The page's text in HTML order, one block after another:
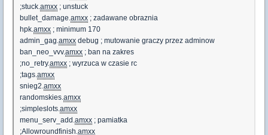
;stuck. amxx ; unstuck
bullet_damage. amxx ; zadawane obraznia
hpk. amxx ; minimum 170
admin_gag. amxx debug ; mutowanie graczy przez adminow
ban_neo_vvv.amxx ; ban na zakres
;no_retry.amxx ; wyrzuca w czasie rc
;tags. amxx
snieg2. amxx
randomskies. amxx
;simpleslots. amxx
menu_serv_add. amxx ; pamiatka
;Allowroundfinish. amxx